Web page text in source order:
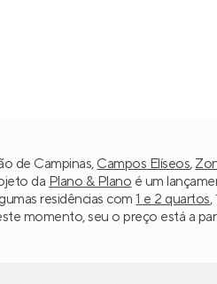
de Campinas, Campos Elíseos,
da Plano & Plano é um
residências com1 e 2 quartos,
momento, seu o preço está a